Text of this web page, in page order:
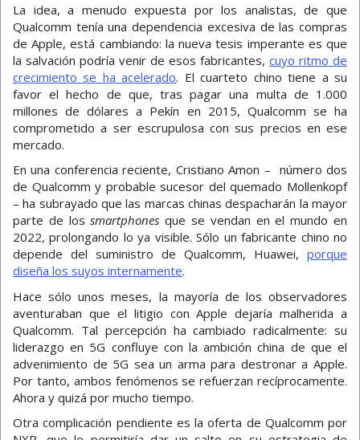
La idea, a menudo expuesta por los analistas, de que
Qualcomm tenía una dependencia excesiva de las compras
de Apple, está cambiando: la nueva tesis imperante es que
la salvación podría venir de esos fabricantes, cuyo ritmo de
crecimiento se ha acelerado. El cuarteto chino tiene a su
favor el hecho de que, tras pagar una multa de 1.000
millones de dólares a Pekín en 2015, Qualcomm se ha
comprometido a ser escrupulosa con sus precios en ese
mercado.
En una conferencia reciente, Cristiano Amon – número dos
de Qualcomm y probable sucesor del quemado Mollenkopf
– ha subrayado que las marcas chinas despacharán la mayor
parte de lossmartphones que se vendan en el mundo en
2022, prolongando lo ya visible. Sólo un fabricante chino no
depende del suministro de Qualcomm, Huawei, porque
diseña los suyos internamente.
Hace sólo unos meses, la mayoría de los observadores
aventuraban que el litigio con Apple dejaría malherida a
Qualcomm. Tal percepción ha cambiado radicalmente: su
liderazgo en 5G confluye con la ambición china de que el
advenimiento de 5G sea un arma para destronar a Apple.
Por tanto, ambos fenómenos se refuerzan recíprocamente.
Ahora y quizá por mucho tiempo.
Otra complicación pendiente es la oferta de Qualcomm por